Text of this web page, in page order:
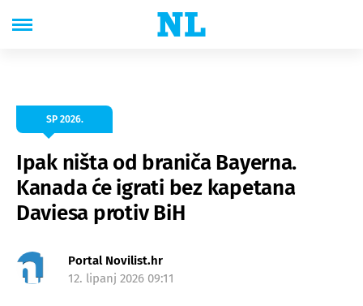
SP 2026.
Ipak ništa od braniča Bayerna.
Kanada će igrati bez kapetana
Daviesa protiv BiH
Portal Novilist.hr
12. lipanj 2026 09:11